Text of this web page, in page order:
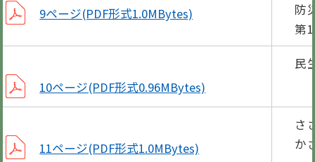
9ページ(PDF形式1.0MBytes)
防
第
10ページ(PDF形式0.96MBytes)
民
11ページ(PDF形式1.0MBytes)
さ
か